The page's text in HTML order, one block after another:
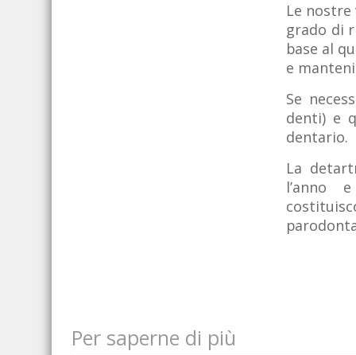
Le
grado di
base al
e
Se
denti) e
dentario.
La
l’anno
Per saperne di più